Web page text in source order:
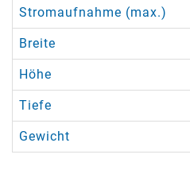
Stromaufnahme (max.)
Breite
Höhe
Tiefe
Gewicht